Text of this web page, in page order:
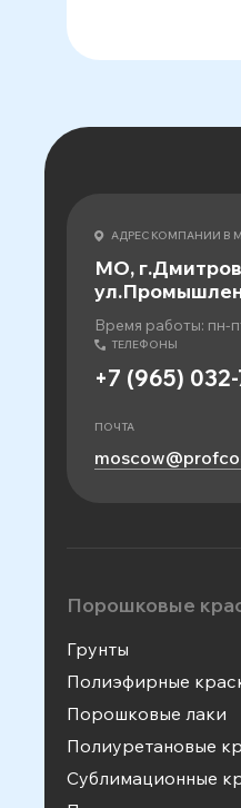
АДРЕС КОМПАНИИ В
МО,
Время работы: пн-
ТЕЛЕФОНЫ
+7 (965)
ПОЧТА
Порошковые
Грунты
Полиэфирные
Порошковые лаки
Полиуретановые
Сублимационные